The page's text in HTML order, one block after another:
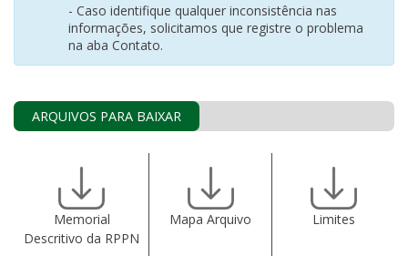
- Caso identifique qualquer inconsistência nas
informações, solicitamos que registre o problema
na aba Contato.
ARQUIVOS PARA BAIXAR
Memorial
Descritivo da RPPN
Mapa Arquivo Limites